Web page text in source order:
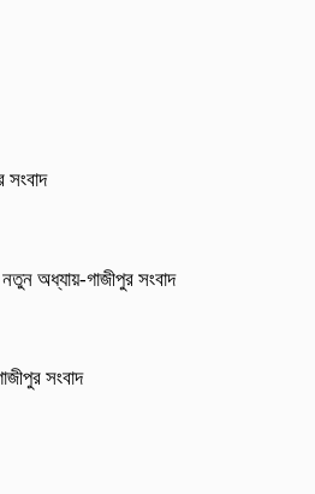
সংবাদ
অধ্যায়-গাজীপুর সংবাদ
সংবাদ